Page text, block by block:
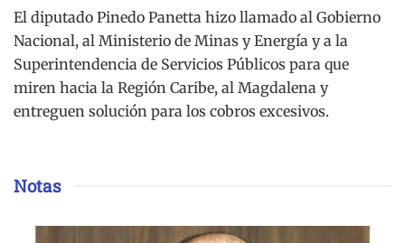
El diputado Pinedo Panetta hizo llamado al Gobierno
Nacional, al Ministerio de Minas y Energía y a la
Superintendencia de Servicios Públicos para que
miren hacia la Región Caribe, al Magdalena y
entreguen solución para los cobros excesivos.
Notas